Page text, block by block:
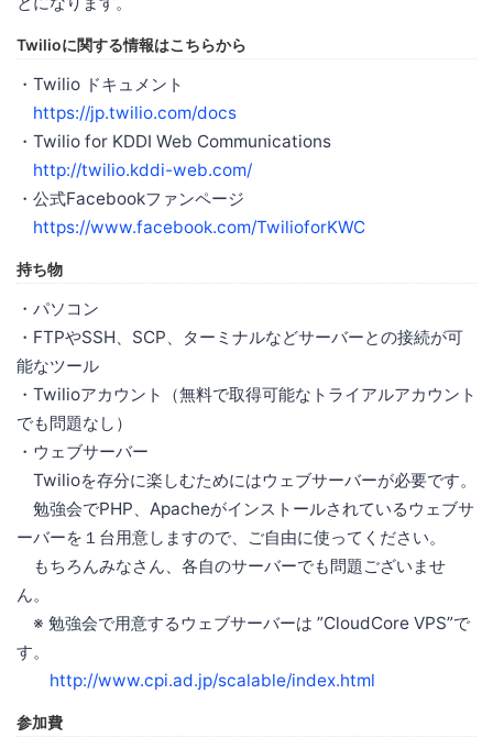
Twilioに関する情報はこちらから
・Twilio ドキュメント
https://jp.twilio.com/docs
・Twilio for KDDI Web Communications
http://twilio.kddi-web.com/
・公式Facebookファンページ
https://www.facebook.com/TwilioforKWC
持ち物
・パソコン
・FTPやSSH、SCP、ターミナルなどサーバーとの接続が可
能なツール
・Twilioアカウント（無料で取得可能なトライアルアカウント
でも問題なし）
・ウェブサーバー
Twilioを存分に楽しむためにはウェブサーバーが必要です。
勉強会でPHP、Apacheがインストールされているウェブサ
ーバーを１台用意しますので、ご自由に使ってください。
もちろんみなさん、各自のサーバーでも問題ございませ
ん。
※ 勉強会で用意するウェブサーバーは ”CloudCore VPS”で
す。
http://www.cpi.ad.jp/scalable/index.html
参加費